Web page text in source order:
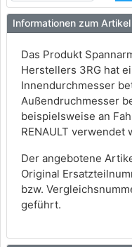
Informationen zum Artikel
Das Produkt
Herstellers 3RG hat
Innendurchmesser
Außendruchmesser
beispielsweise an
RENAULT verwendet
Der angebotene
Original
bzw.
geführt.